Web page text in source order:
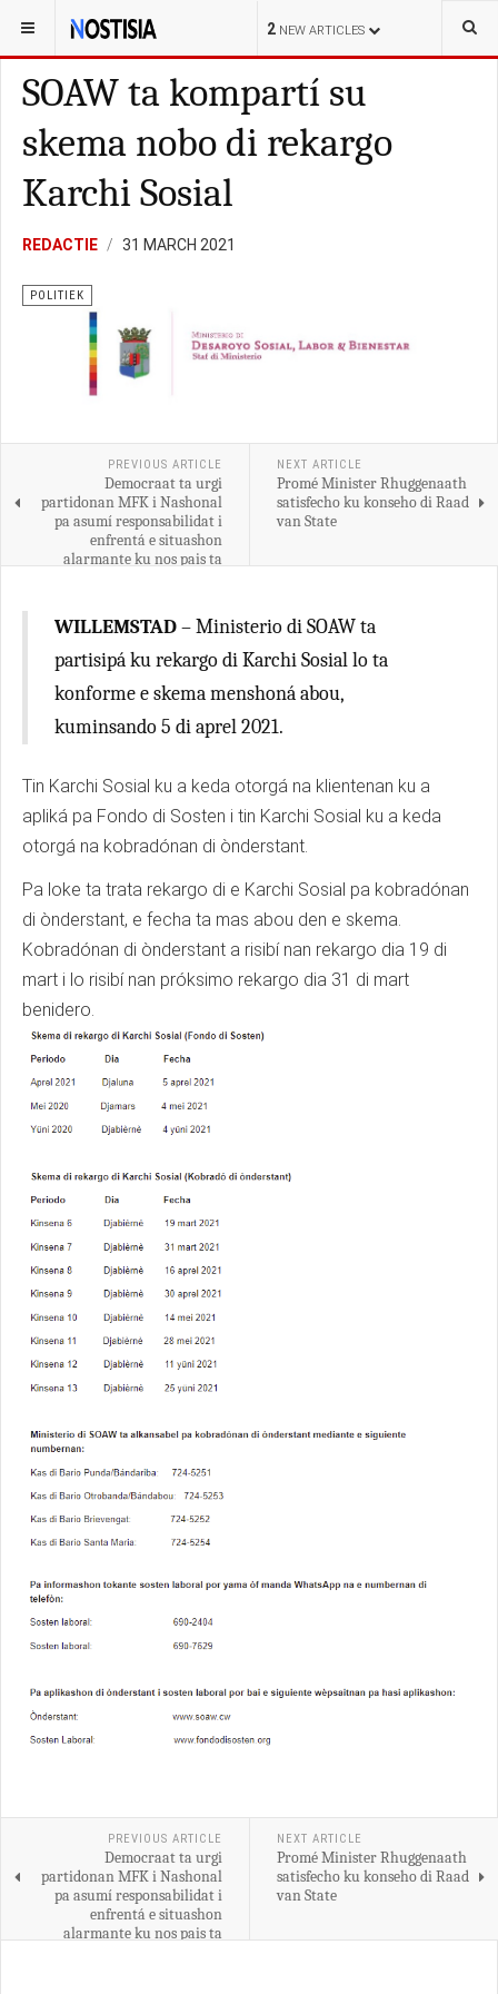
2 NEW ARTICLES
YOU ARE HERE: CURAÇAO POLITIEK
SOAW ta kompartí su
skema nobo di rekargo
Karchi Sosial
REDACTIE 31 MARCH 2021
POLITIEK
PREVIOUS ARTICLE
Democraat ta urgi
partidonan MFK i Nashonal
pa asumí responsabilidat i
enfrentá e situashon
alarmante ku nos pais ta
NEXT ARTICLE
Promé Minister Rhuggenaath
satisfecho ku konseho di Raad
van State
WILLEMSTAD– Ministerio di SOAW ta
partisipá ku rekargo di Karchi Sosial lo ta
konforme e skema menshoná abou,
kuminsando 5 di aprel 2021.
Tin Karchi Sosial ku a keda otorgá na klientenan ku a
apliká pa Fondo di Sosten i tin Karchi Sosial ku a keda
otorgá na kobradónan di ònderstant.
Pa loke ta trata rekargo di e Karchi Sosial pa kobradónan
di ònderstant, e fecha ta mas abou den e skema.
Kobradónan di ònderstant a risibí nan rekargo dia 19 di
mart i lo risibí nan próksimo rekargo dia 31 di mart
benidero.
PREVIOUS ARTICLE
Democraat ta urgi
partidonan MFK i Nashonal
pa asumí responsabilidat i
enfrentá e situashon
alarmante ku nos pais ta
NEXT ARTICLE
Promé Minister Rhuggenaath
satisfecho ku konseho di Raad
van State